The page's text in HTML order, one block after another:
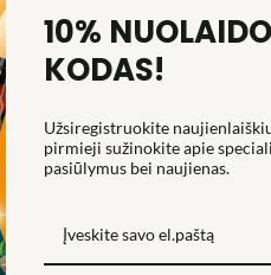
intensyvus sūrio skonis ir gaivi
10%
KODAS!
Užsiregistruokite
pirmieji sužinokite apie
pasiūlymus bei naujienas.